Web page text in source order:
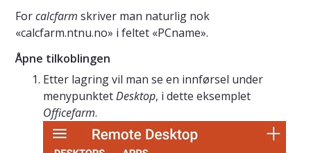
Forcalcfarm skriver man naturlig nok
«calcfarm.ntnu.no» i feltet «PCname».
Åpne tilkoblingen
Etter lagring vil man se en innførsel under
menypunktetDesktop, i dette eksemplet
Officefarm.